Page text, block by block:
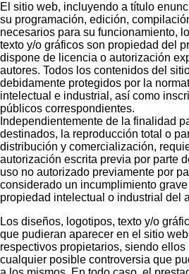
El sitio web, incluyendo a título
su programación, edición,
necesarios para su funcionamiento,
texto y/o gráficos son propiedad del
dispone de licencia o autorización
autores. Todos los contenidos del
debidamente protegidos por la
intelectual e industrial, así como
públicos correspondientes.
Independientemente de la finalidad
destinados, la reproducción total o
distribución y comercialización,
autorización escrita previa por parte
uso no autorizado previamente por
considerado un incumplimiento
propiedad intelectual o industrial del
Los diseños, logotipos, texto y/o
que pudieran aparecer en el sitio
respectivos propietarios, siendo
cualquier posible controversia que